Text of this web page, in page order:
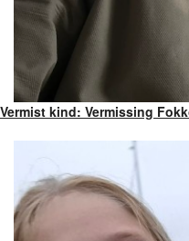
Vermist kind: Vermissing